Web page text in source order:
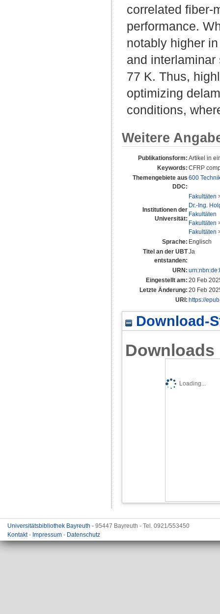
correlated fiber-
performance.
notably higher
and
77 K. Thus,
optimizing
conditions,
Weitere
Publikationsform: Artikel in
Keywords: CFRP
Themengebiete aus
DDC:
600
Institutionen der
Universität:
Fakultäten
Dr.-Ing.
Fakultäten
Fakultäten
Fakultäten
Sprache: Englisch
Titel an der UBT
entstanden:
Ja
URN:
Eingestellt am: 20 Feb
Letzte Änderung: 20 Feb
URI: https://
Download-
Downloads
Loading...
Universitätsbibliothek Bayreuth - 95447 Bayreuth - Tel. 0921/553450
Kontakt- Impressum - Datenschutz